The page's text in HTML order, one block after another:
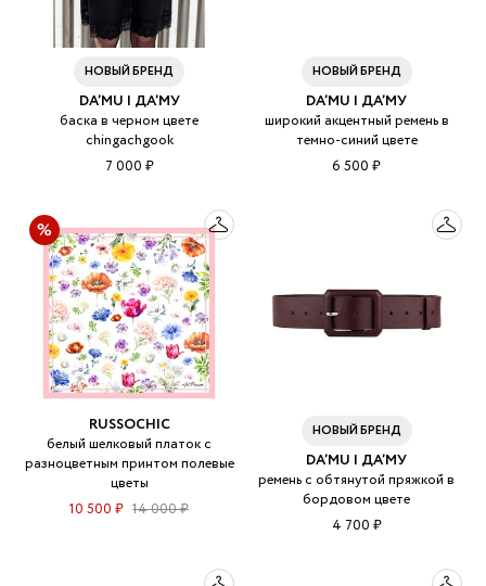
НОВЫЙ БРЕНД
DA’MU | ДА’МУ
баска в черном цвете
chingachgook
7 000 ₽
НОВЫЙ БРЕНД
DA’MU | ДА’МУ
широкий акцентный ремень в
темно-синий цвете
6 500 ₽
RUSSOCHIC
белый шелковый платок с
разноцветным принтом полевые
цветы
10 500 ₽ 14 000 ₽
НОВЫЙ БРЕНД
DA’MU | ДА’МУ
ремень с обтянутой пряжкой в
бордовом цвете
4 700 ₽